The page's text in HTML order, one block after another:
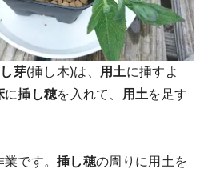
芽(挿し木)は、 用土に挿すよ
に挿し穂を入れて、 用土を足す
業です。挿し穂の周りに用土を